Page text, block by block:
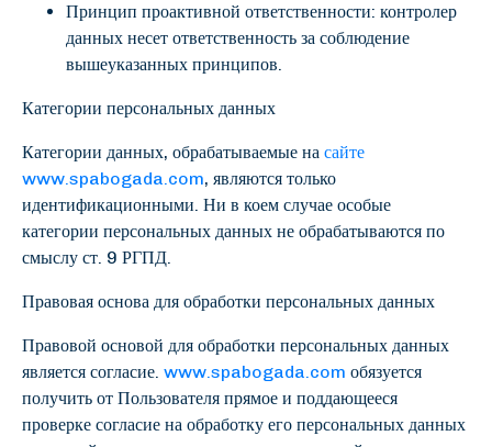
Принцип проактивной ответственности: контролер
данных несет ответственность за соблюдение
вышеуказанных принципов.
Категории персональных данных
Категории данных, обрабатываемые на сайте
www.spabogada.com, являются только
идентификационными. Ни в коем случае особые
категории персональных данных не обрабатываются по
смыслу ст. 9 РГПД.
Правовая основа для обработки персональных данных
Правовой основой для обработки персональных данных
является согласие. www.spabogada.com обязуется
получить от Пользователя прямое и поддающееся
проверке согласие на обработку его персональных данных